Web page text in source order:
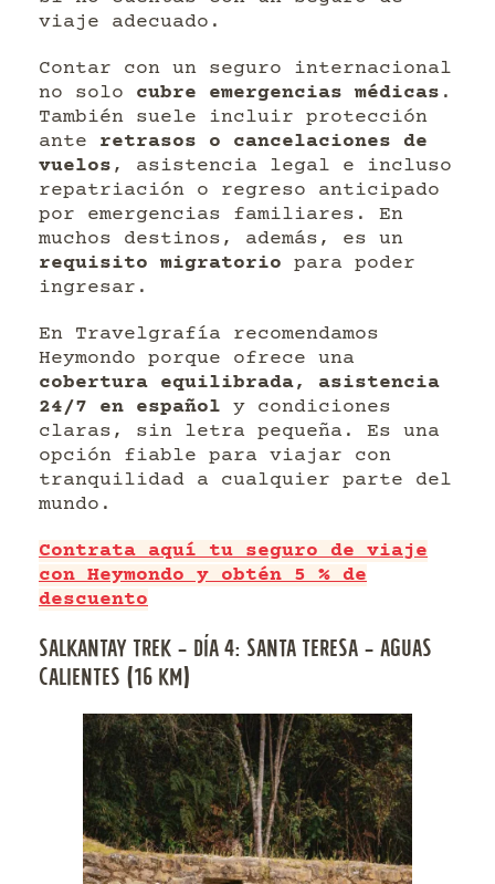
viaje adecuado.
Contar con un seguro internacional
no solo cubre emergencias médicas .
También suele incluir protección
ante retrasos o cancelaciones de
vuelos , asistencia legal e incluso
repatriación o regreso anticipado
por emergencias familiares. En
muchos destinos, además, es un
requisito migratorio para poder
ingresar.
En Travelgrafía recomendamos
Heymondo porque ofrece una
cobertura equilibrada, asistencia
24/7 en español y condiciones
claras, sin letra pequeña. Es una
opción fiable para viajar con
tranquilidad a cualquier parte del
mundo.
Contrata aquí tu seguro de viaje
con Heymondo y obtén 5 % de
descuento
SALKANTAY TREK – DÍA 4: SANTA TERESA – AGUAS
CALIENTES (16 KM)